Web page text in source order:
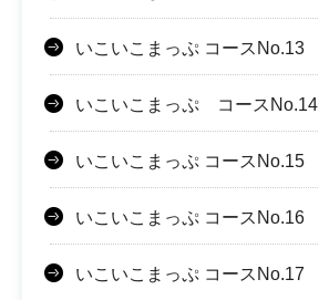
いこいこまっぷ コースNo.13
いこいこまっぷ コースNo.14
いこいこまっぷ コースNo.15
いこいこまっぷ コースNo.16
いこいこまっぷ コースNo.17